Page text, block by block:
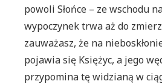
powoli Słońce – ze wschodu
wypoczynek trwa aż do
zauważasz, że na
pojawia się Księżyc, a jego
przypomina tę widzianą w